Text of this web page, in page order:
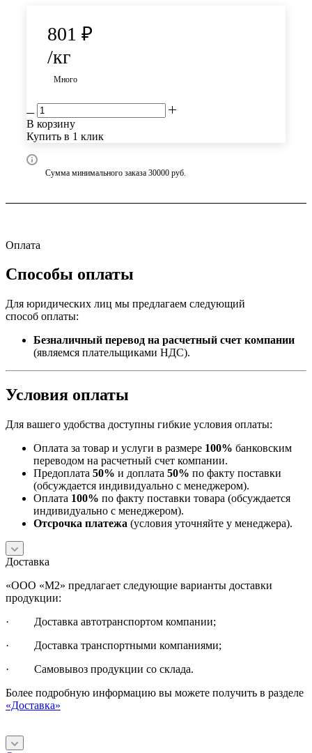
801 ₽
/кг
Много
В корзину
Купить в 1 клик
Сумма минимального заказа 30000 руб.
Оплата
Способы оплаты
Для юридических лиц мы предлагаем следующий
способ оплаты:
Безналичный перевод на расчетный счет компании
(являемся плательщиками НДС).
Условия оплаты
Для вашего удобства доступны гибкие условия оплаты:
Оплата за товар и услуги в размере 100% банковским
переводом на расчетный счет компании.
Предоплата 50% и доплата 50% по факту поставки
(обсуждается индивидуально с менеджером).
Оплата 100% по факту поставки товара (обсуждается
индивидуально с менеджером).
Отсрочка платежа (условия уточняйте у менеджера).
Доставка
«ООО «М2» предлагает следующие варианты доставки
продукции:
· Доставка автотранспортом компании;
· Доставка транспортными компаниями;
· Самовывоз продукции со склада.
Более подробную информацию вы можете получить в разделе
«Доставка»